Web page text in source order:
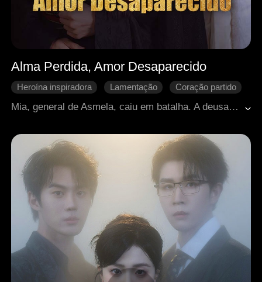
Alma Perdida, Amor Desaparecido
Heroína inspiradora Lamentação
Coração partido
Mia, general de Asmela, caiu em batalha. A deusa Thea lhe concedeu uma última visita a Rocco, mas o encontrou apaixonado por Jodi. Mesmo enfrentando maus-tratos e acusações, Mia permaneceu fiel a si mesma. Quando o exército voltou vitorioso, ela libertou sua alma sem arrependimentos, deixando o passado para trás.